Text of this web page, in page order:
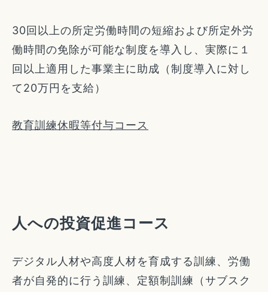
30回以上の所定労働時間の短縮および所定外労
働時間の免除が可能な制度を導入し、実際に１
回以上適用した事業主に助成（制度導入に対し
て20万円を支給）
教育訓練休暇等付与コース
人への投資促進コース
デジタル人材や高度人材を育成する訓練、労働
者が自発的に行う訓練、定額制訓練（サブスク